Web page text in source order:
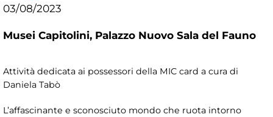
03/08/2023
Musei Capitolini, Palazzo Nuovo Sala del Fauno
Attività dedicata ai possessori della MIC card a cura di
Daniela Tabò
L’affascinante e sconosciuto mondo che ruota intorno